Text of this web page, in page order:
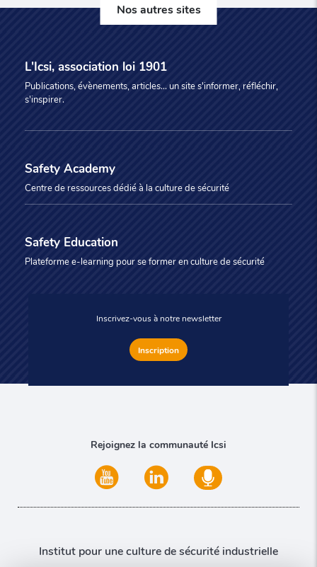
Nos autres sites
L'Icsi, association loi 1901
Publications, évènements, articles... un site s'informer, réfléchir,
s'inspirer.
Safety Academy
Centre de ressources dédié à la culture de sécurité
Safety Education
Plateforme e-learning pour se former en culture de sécurité
Inscrivez-vous à notre newsletter
Inscription
Rejoignez la communauté Icsi
Institut pour une culture de sécurité industrielle